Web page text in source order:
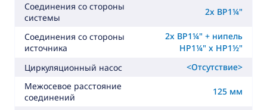
Соединения со стороны
системы
2x ВР1¼"
Соединения со стороны
источника
2x ВР1¼" + нипель
НР1¼" x НР1½"
Циркуляционный насос
<Отсутствие>
Межосевое расстояние
соединений
125 мм